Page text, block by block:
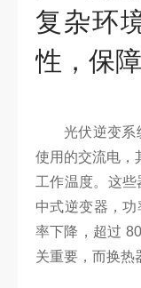
复杂环
性，保
光伏逆变系
使用的交流电，
工作温度。这
中式逆变器，
率下降，超过
关重要，而换热